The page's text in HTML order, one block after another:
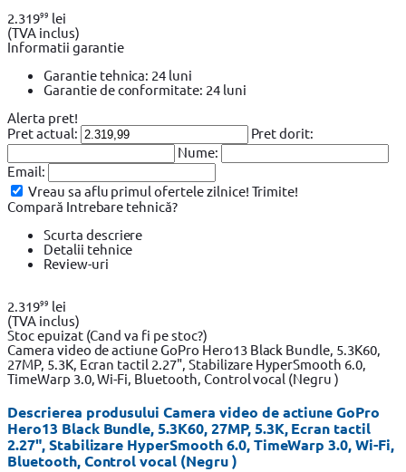
2.31999 lei
(TVA inclus)
Informatii garantie
Garantie tehnica: 24 luni
Garantie de conformitate: 24 luni
Alerta pret!
Pret actual:
Pret dorit:
Nume:
Email:
Vreau sa aflu primul ofertele zilnice! Trimite!
Compară Intrebare tehnică?
Scurta descriere
Detalii tehnice
Review-uri
2.31999 lei
(TVA inclus)
Stoc epuizat (Cand va fi pe stoc?)
Camera video de actiune GoPro Hero13 Black Bundle, 5.3K60,
27MP, 5.3K, Ecran tactil 2.27", Stabilizare HyperSmooth 6.0,
TimeWarp 3.0, Wi-Fi, Bluetooth, Control vocal (Negru )
Descrierea produsului Camera video de actiune GoPro
Hero13 Black Bundle, 5.3K60, 27MP, 5.3K, Ecran tactil
2.27", Stabilizare HyperSmooth 6.0, TimeWarp 3.0, Wi-Fi,
Bluetooth, Control vocal (Negru )